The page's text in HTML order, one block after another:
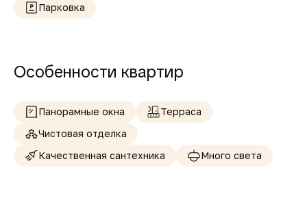
Парковка
Особенности квартир
Панорамные окна
Терраса
Чистовая отделка
Качественная сантехника
Много света